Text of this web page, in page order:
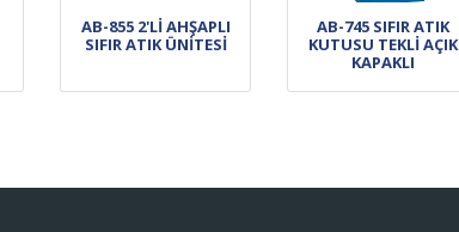
AB-855 2'Lİ AHŞAPLI
SIFIR ATIK ÜNİTESİ
AB-745 SIFIR ATIK
KUTUSU TEKLİ AÇIK
KAPAKLI